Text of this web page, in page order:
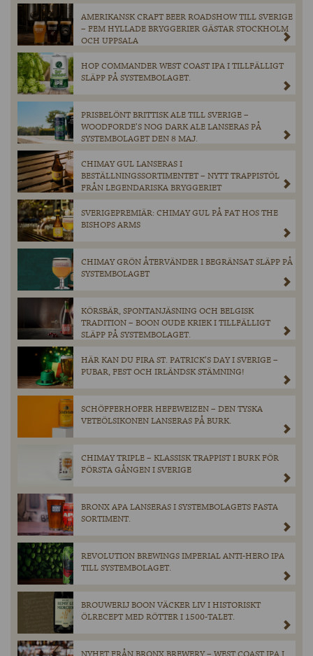
AMERIKANSK CRAFT BEER ROADSHOW TILL SVERIGE
– FEM HYLLADE BRYGGERIER GÄSTAR STOCKHOLM
OCH UPPSALA
HOP COMMANDER WEST COAST IPA I TILLFÄLLIGT
SLÄPP PÅ SYSTEMBOLAGET.
PRISBELÖNT BRITTISK ALE TILL SVERIGE –
WOODFORDE’S NOG DARK ALE LANSERAS PÅ
SYSTEMBOLAGET DEN 8 MAJ.
CHIMAY GUL LANSERAS I
BESTÄLLNINGSSORTIMENTET – NYTT TRAPPISTÖL
FRÅN LEGENDARISKA BRYGGERIET
SVERIGEPREMIÄR: CHIMAY GUL PÅ FAT HOS THE
BISHOPS ARMS
CHIMAY GRÖN ÅTERVÄNDER I BEGRÄNSAT SLÄPP PÅ
SYSTEMBOLAGET
KÖRSBÄR, SPONTANJÄSNING OCH BELGISK
TRADITION – BOON OUDE KRIEK I TILLFÄLLIGT
SLÄPP PÅ SYSTEMBOLAGET.
HÄR KAN DU FIRA ST. PATRICK’S DAY I SVERIGE –
PUBAR, FEST OCH IRLÄNDSK STÄMNING!
SCHÖFFERHOFER HEFEWEIZEN – DEN TYSKA
VETEÖLSIKONEN LANSERAS PÅ BURK.
CHIMAY TRIPLE – KLASSISK TRAPPIST I BURK FÖR
FÖRSTA GÅNGEN I SVERIGE
BRONX APA LANSERAS I SYSTEMBOLAGETS FASTA
SORTIMENT.
REVOLUTION BREWINGS IMPERIAL ANTI-HERO IPA
TILL SYSTEMBOLAGET.
BROUWERIJ BOON VÄCKER LIV I HISTORISKT
ÖLRECEPT MED RÖTTER I 1500-TALET.